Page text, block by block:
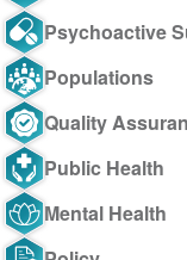
Psychoactive
Populations
Quality
Public Health
Mental Health